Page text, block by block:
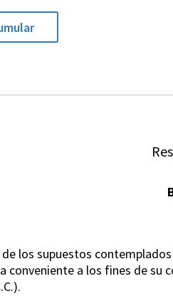
los supuestos
conveniente a los fines de su